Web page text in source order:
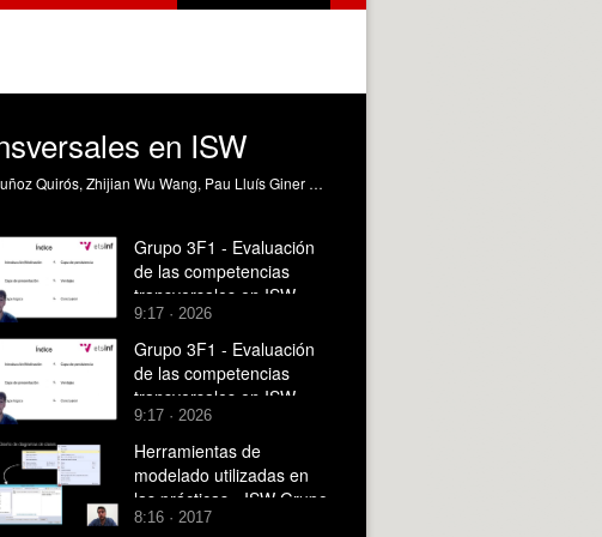
en ISW
Vídeo de la Evaluación de competencias transversales en ISW Grupo 3 del curso 3G1. Conformado por Rubén Muñoz Quirós, Zhijian Wu Wang, Pau Lluís Giner Esteban, Nicolás Moscatelli Czernuszka (en orden de presentación)
Grupo 3F1 - Evaluación
de las competencias
transversales en ISW
9:17 · 2026
Grupo 3F1 - Evaluación
de las competencias
transversales en ISW
9:17 · 2026
Herramientas de
modelado utilizadas en
las prácticas - ISW Grupo
3
8:16 · 2017